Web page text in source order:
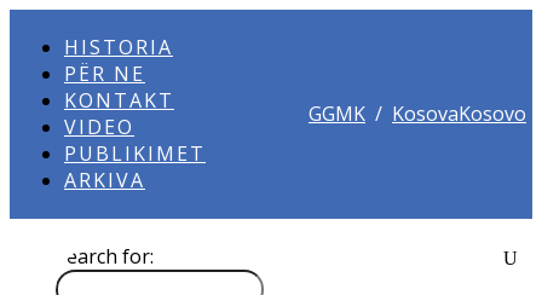
HISTORIA
PËR NE
KONTAKT
VIDEO
PUBLIKIMET
ARKIVA
GGMK / KosovaKosovo
Search for: